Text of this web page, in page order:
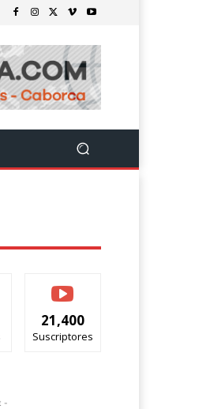
21,400
Suscriptores
-